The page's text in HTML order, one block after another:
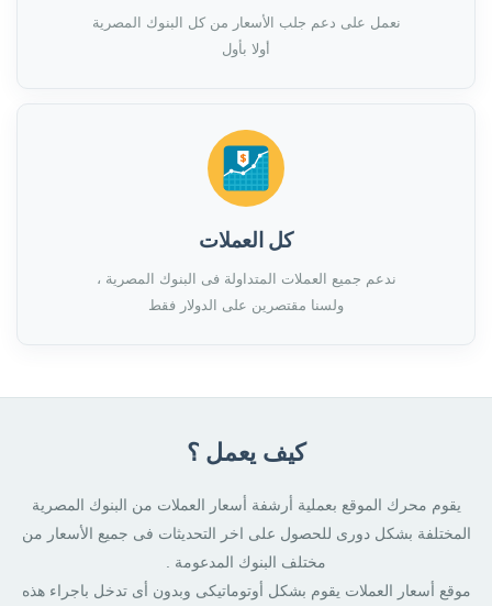
نعمل على دعم جلب الأسعار من كل البنوك المصرية
أولا بأول
كل العملات
ندعم جميع العملات المتداولة فى البنوك المصرية ،
ولسنا مقتصرين على الدولار فقط
كيف يعمل ؟
يقوم محرك الموقع بعملية أرشفة أسعار العملات من البنوك المصرية
المختلفة بشكل دورى للحصول على اخر التحديثات فى جميع الأسعار من
مختلف البنوك المدعومة .
موقع أسعار العملات يقوم بشكل أوتوماتيكى وبدون أى تدخل باجراء هذه